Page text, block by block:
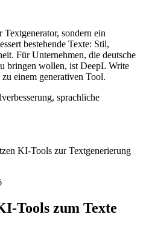
sondern ein
bestehende Texte: Stil,
Für Unternehmen, die deutsche
bringen wollen, ist DeepL Write
einem generativen Tool.
sprachliche
KI-Tools zur Textgenerierung
Tools zum Texte